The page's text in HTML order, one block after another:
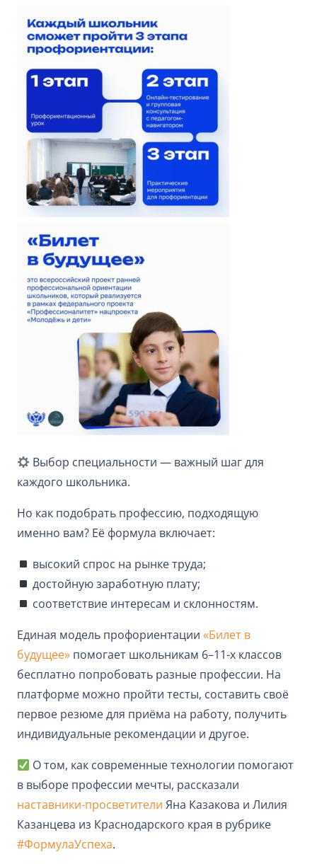
Выбор специальности — важный шаг для
каждого школьника.
Но как подобрать профессию, подходящую
именно вам? Её формула включает:
высокий спрос на рынке труда;
достойную заработную плату;
соответствие интересам и склонностям.
Единая модель профориентации «Билет в
будущее» помогает школьникам 6–11-х классов
бесплатно попробовать разные профессии. На
платформе можно пройти тесты, составить своё
первое резюме для приёма на работу, получить
индивидуальные рекомендации и другое.
О том, как современные технологии помогают
в выборе профессии мечты, рассказали
наставники-просветители Яна Казакова и Лилия
Казанцева из Краснодарского края в рубрике
#ФормулаУспеха.